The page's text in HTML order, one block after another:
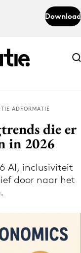
Download
Abonneer nu
Abonneer nu
Adformatie
ADFORMATIE
die er
in 2026
AI, inclusiviteit
door naar het